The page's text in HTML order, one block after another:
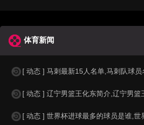
体育新闻
[ 动态 ] 马刺最新15人名单,马刺队球员
[ 动态 ] 辽宁男篮王化东简介,辽宁男篮王化
[ 动态 ] 世界杯进球最多的球员是谁,世界杯进球最